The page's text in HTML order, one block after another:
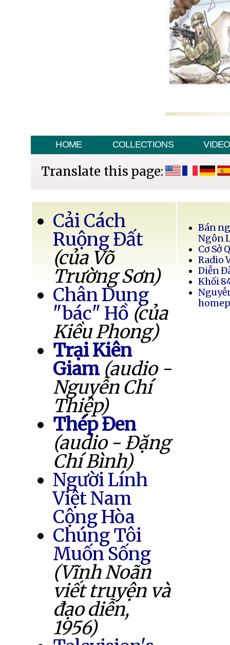
HOME COLLECTIONS VIDEO
Translate this page:
Cải Cách
Ruộng Đất
(của Võ
Trường Sơn)
Chân Dung
"bác" Hồ (của
Kiều Phong)
Trại Kiên
Giam (audio -
Nguyễn Chí
Thiệp)
Thép Đen
(audio - Đặng
Chí Bình)
Người Lính
Việt Nam
Cộng Hòa
Chúng Tôi
Muốn Sống
(Vĩnh Noãn
viết truyện và
đạo diễn,
1956)
Bán
Ngôn
Cơ Sở
Radio
Diễn
Khối